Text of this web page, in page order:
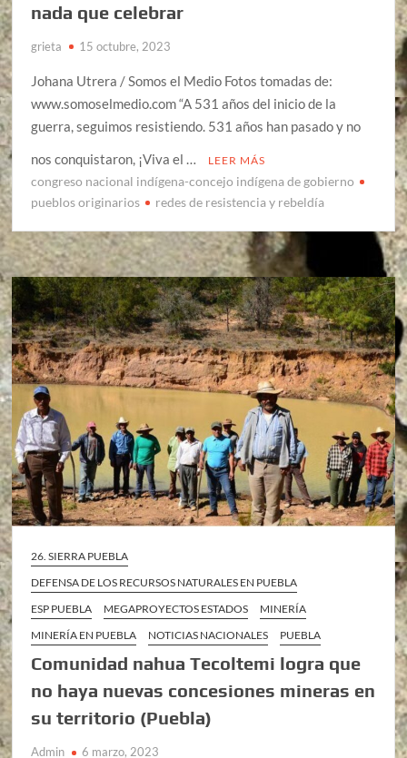
nada que celebrar
grieta 15 octubre, 2023
Johana Utrera / Somos el Medio Fotos tomadas de:
www.somoselmedio.com “A 531 años del inicio de la
guerra, seguimos resistiendo. 531 años han pasado y no
nos conquistaron, ¡Viva el …
LEER MÁS
congreso nacional indígena-concejo indígena de gobierno
pueblos originarios
redes de resistencia y rebeldía
26. SIERRA PUEBLA
DEFENSA DE LOS RECURSOS NATURALES EN PUEBLA
ESP PUEBLA
MEGAPROYECTOS ESTADOS
MINERÍA
MINERÍA EN PUEBLA
NOTICIAS NACIONALES PUEBLA
Comunidad nahua Tecoltemi logra que
no haya nuevas concesiones mineras en
su territorio (Puebla)
Admin 6 marzo, 2023